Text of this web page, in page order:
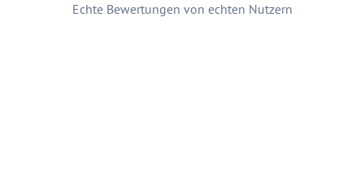
Echte Bewertungen von echten Nutzern